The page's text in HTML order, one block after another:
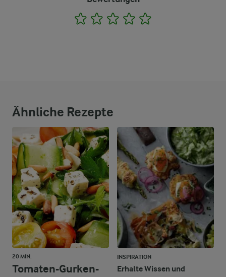
1 2 3 4
Ähnliche Rezepte
20 MIN.
Tomaten-Gurken-
INSPIRATION
Erhalte Wissen und